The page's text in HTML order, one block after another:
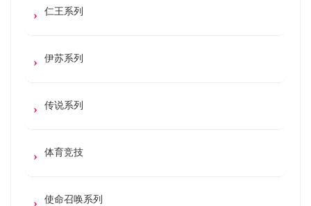
仁王系列
伊苏系列
传说系列
体育竞技
使命召唤系列